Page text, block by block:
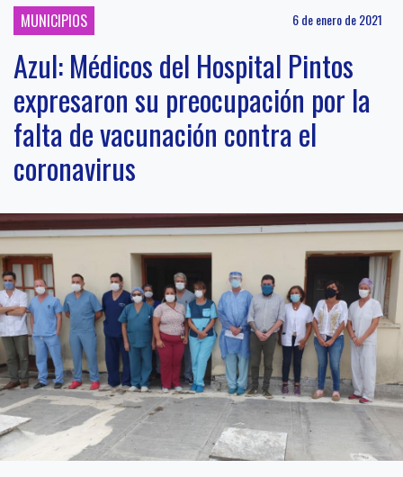
MUNICIPIOS 6 de enero de 2021
Azul: Médicos del Hospital Pintos
expresaron su preocupación por la
falta de vacunación contra el
coronavirus